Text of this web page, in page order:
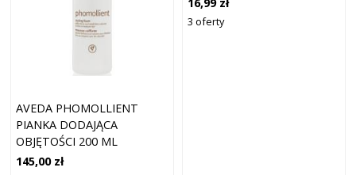
AVEDA PHOMOLLIENT
PIANKA DODAJĄCA
OBJĘTOŚCI 200 ML
145,00 zł
3 oferty